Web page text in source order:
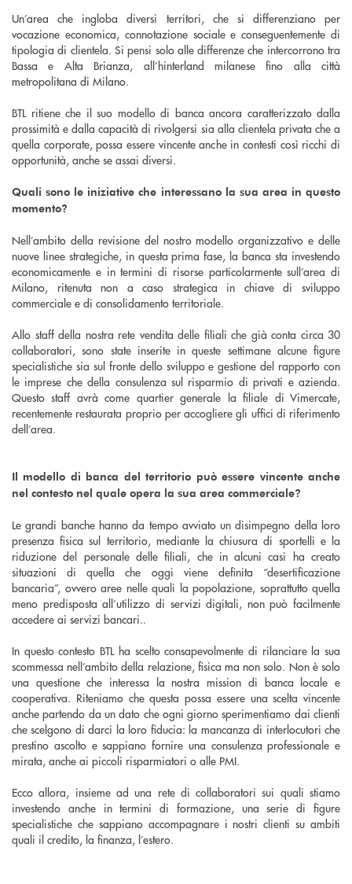
Un’area che ingloba diversi territori, che si differenziano per
vocazione economica, connotazione sociale e conseguentemente di
tipologia di clientela. Si pensi solo alle differenze che intercorrono tra
Bassa e Alta Brianza, all’hinterland milanese fino alla città
metropolitana di Milano.
BTL ritiene che il suo modello di banca ancora caratterizzato dalla
prossimità e dalla capacità di rivolgersi sia alla clientela privata che a
quella corporate, possa essere vincente anche in contesti così ricchi di
opportunità, anche se assai diversi.
Quali sono le iniziative che interessano la sua area in questo
momento?
Nell’ambito della revisione del nostro modello organizzativo e delle
nuove linee strategiche, in questa prima fase, la banca sta investendo
economicamente e in termini di risorse particolarmente sull’area di
Milano, ritenuta non a caso strategica in chiave di sviluppo
commerciale e di consolidamento territoriale.
Allo staff della nostra rete vendita delle filiali che già conta circa 30
collaboratori, sono state inserite in queste settimane alcune figure
specialistiche sia sul fronte dello sviluppo e gestione del rapporto con
le imprese che della consulenza sul risparmio di privati e azienda.
Questo staff avrà come quartier generale la filiale di Vimercate,
recentemente restaurata proprio per accogliere gli uffici di riferimento
dell’area.
Il modello di banca del territorio può essere vincente anche
nel contesto nel quale opera la sua area commerciale?
Le grandi banche hanno da tempo avviato un disimpegno della loro
presenza fisica sul territorio, mediante la chiusura di sportelli e la
riduzione del personale delle filiali, che in alcuni casi ha creato
situazioni di quella che oggi viene definita “desertificazione
bancaria”, ovvero aree nelle quali la popolazione, soprattutto quella
meno predisposta all’utilizzo di servizi digitali, non può facilmente
accedere ai servizi bancari..
In questo contesto BTL ha scelto consapevolmente di rilanciare la sua
scommessa nell’ambito della relazione, fisica ma non solo. Non è solo
una questione che interessa la nostra mission di banca locale e
cooperativa. Riteniamo che questa possa essere una scelta vincente
anche partendo da un dato che ogni giorno sperimentiamo dai clienti
che scelgono di darci la loro fiducia: la mancanza di interlocutori che
prestino ascolto e sappiano fornire una consulenza professionale e
mirata, anche ai piccoli risparmiatori o alle PMI.
Ecco allora, insieme ad una rete di collaboratori sui quali stiamo
investendo anche in termini di formazione, una serie di figure
specialistiche che sappiano accompagnare i nostri clienti su ambiti
quali il credito, la finanza, l’estero.